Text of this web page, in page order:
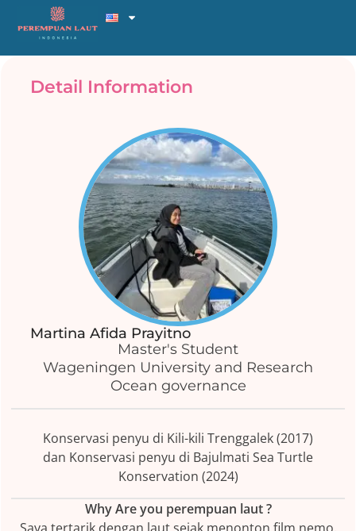
Detail Information
Martina Afida Prayitno
Master's Student
Wageningen University and Research
Ocean governance
Konservasi penyu di Kili-kili Trenggalek (2017)
dan Konservasi penyu di Bajulmati Sea Turtle
Konservation (2024)
Why Are you perempuan laut ?